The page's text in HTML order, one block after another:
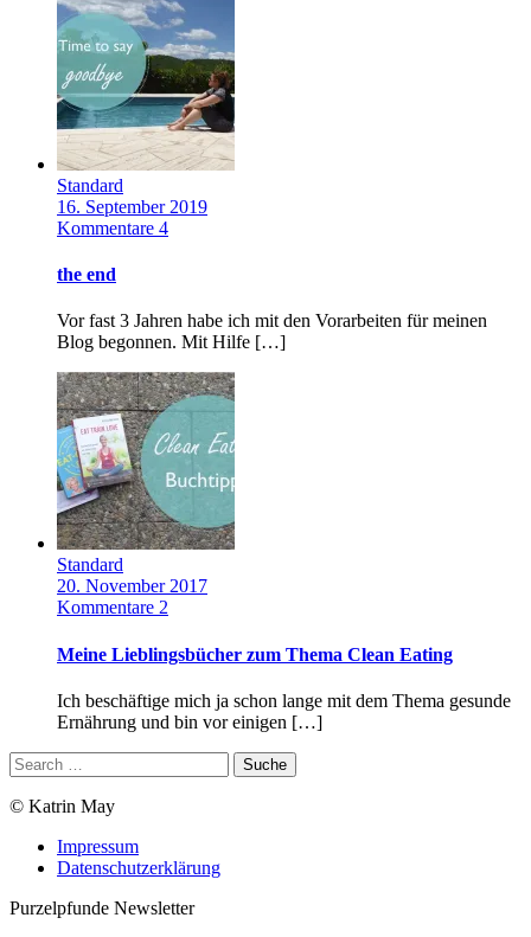
Standard
16. September 2019
Kommentare 4
the end
Vor fast 3 Jahren habe ich mit den Vorarbeiten für meinen
Blog begonnen. Mit Hilfe […]
Standard
20. November 2017
Kommentare 2
Meine Lieblingsbücher zum Thema Clean Eating
Ich beschäftige mich ja schon lange mit dem Thema gesunde
Ernährung und bin vor einigen […]
© Katrin May
Impressum
Datenschutzerklärung
Purzelpfunde Newsletter